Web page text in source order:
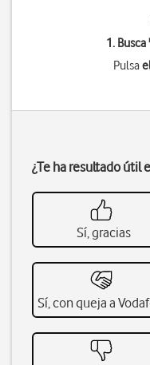
1. Busca
Pulsa
¿Te ha resultado útil
Sí, gracias
Sí, con queja a